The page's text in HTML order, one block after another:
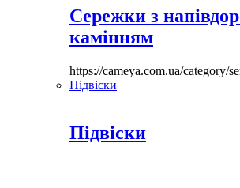
Сережки з
камінням
https://cameya.com.ua/category/
Підвіски
Підвіски